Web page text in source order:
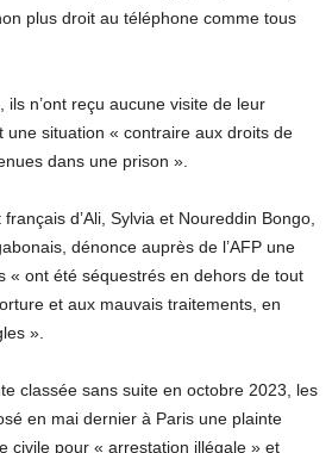
plus droit au téléphone comme tous
n’ont reçu aucune visite de leur
une situation « contraire aux droits de
dans une prison ».
d’Ali, Sylvia et Noureddin Bongo,
dénonce auprès de l’AFP une
« ont été séquestrés en dehors de tout
et aux mauvais traitements, en
».
classée sans suite en octobre 2023, les
en mai dernier à Paris une plainte
civile pour « arrestation illégale » et